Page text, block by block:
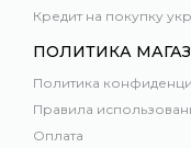
Кредит на покупку
ПОЛИТИКА
Политика
Правила
Оплата